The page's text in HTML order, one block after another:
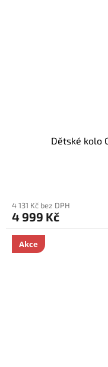
Dětské kolo
4 131 Kč bez DPH
4 999 Kč
Akce